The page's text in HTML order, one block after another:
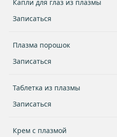
Капли для глаз из плазмы
Записаться
Плазма порошок
Записаться
Таблетка из плазмы
Записаться
Крем с плазмой